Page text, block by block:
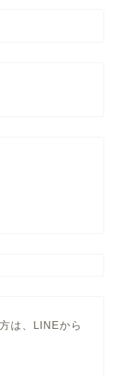
は、LINEから